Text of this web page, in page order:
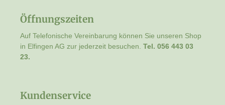
Öffnungszeiten
Auf Telefonische Vereinbarung können Sie unseren Shop
in Elfingen AG zur jederzeit besuchen. Tel. 056 443 03
23.
Kundenservice